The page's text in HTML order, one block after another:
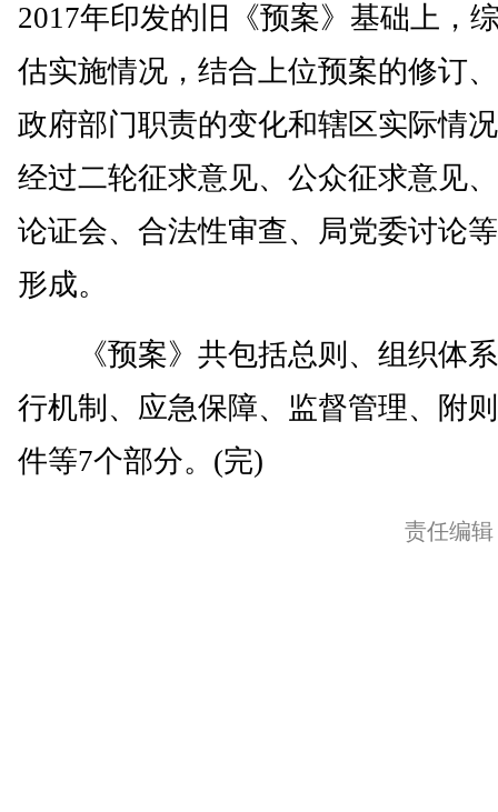
2017年印发的旧《预案》基础上，
估实施情况，结合上位预案的修订
政府部门职责的变化和辖区实际情
经过二轮征求意见、公众征求意见
论证会、合法性审查、局党委讨论
形成。
《预案》共包括总则、组织体
行机制、应急保障、监督管理、附
件等7个部分。(完)
责任编